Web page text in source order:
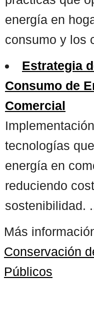
energía en
consumo y los
Estrategia
Consumo de
Comercial
tecnologías
energía en
reduciendo
sostenibilidad.
Más
Conservación
Públicos